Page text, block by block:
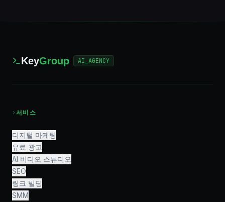
KeyGroup AI_AGENCY
›서비스
디지털 마케팅
유료 광고
AI 비디오 스튜디오
SEO
링크 빌딩
SMM